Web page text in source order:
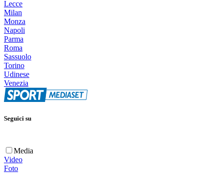
Lecce
Milan
Monza
Napoli
Parma
Roma
Sassuolo
Torino
Udinese
Venezia
Seguici su
Media
Video
Foto